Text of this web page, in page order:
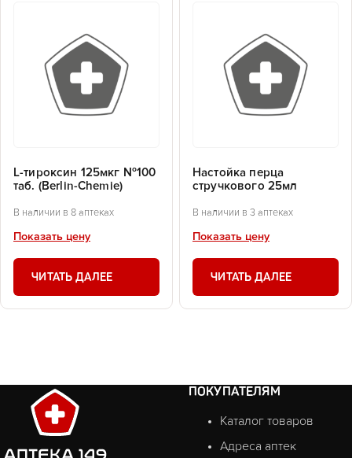
L-тироксин 125мкг №100
таб. (Berlin-Chemie)
В наличии в 8 аптеках
Показать цену
ЧИТАТЬ ДАЛЕЕ
Настойка перца
стручкового 25мл
В наличии в 3 аптеках
Показать цену
ЧИТАТЬ ДАЛЕЕ
ПОКУПАТЕЛЯМ
Каталог товаров
Адреса аптек